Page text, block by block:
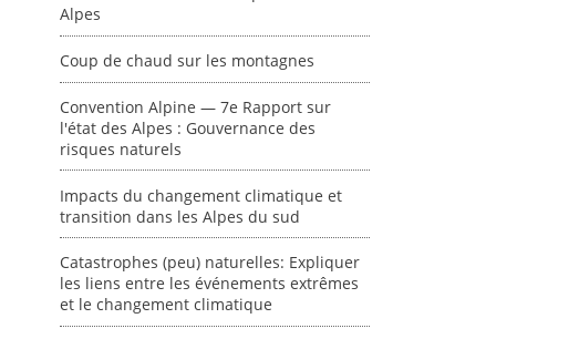
0000
? "
Alpes
Coup de chaud sur les montagnes
Convention Alpine — 7e Rapport sur
l'état des Alpes : Gouvernance des
risques naturels
Impacts du changement climatique et
transition dans les Alpes du sud
Catastrophes (peu) naturelles: Expliquer
les liens entre les événements extrêmes
et le changement climatique